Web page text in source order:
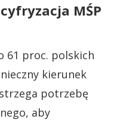
MŚP
61 proc. polskich
kierunek
potrzebę
aby